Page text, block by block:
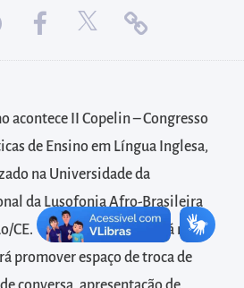
acontece II Copelin – Congresso
de Ensino em Língua Inglesa,
na Universidade da
da Lusofonia Afro-Brasileira
CE. O Congresso, que será no
promover espaço de troca de